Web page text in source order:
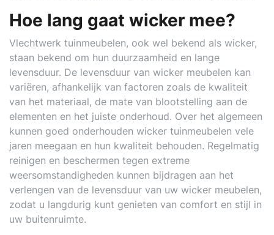
Hoe lang gaat wicker mee?
Vlechtwerk tuinmeubelen, ook wel bekend als wicker,
staan bekend om hun duurzaamheid en lange
levensduur. De levensduur van wicker meubelen kan
variëren, afhankelijk van factoren zoals de kwaliteit
van het materiaal, de mate van blootstelling aan de
elementen en het juiste onderhoud. Over het algemeen
kunnen goed onderhouden wicker tuinmeubelen vele
jaren meegaan en hun kwaliteit behouden. Regelmatig
reinigen en beschermen tegen extreme
weersomstandigheden kunnen bijdragen aan het
verlengen van de levensduur van uw wicker meubelen,
zodat u langdurig kunt genieten van comfort en stijl in
uw buitenruimte.